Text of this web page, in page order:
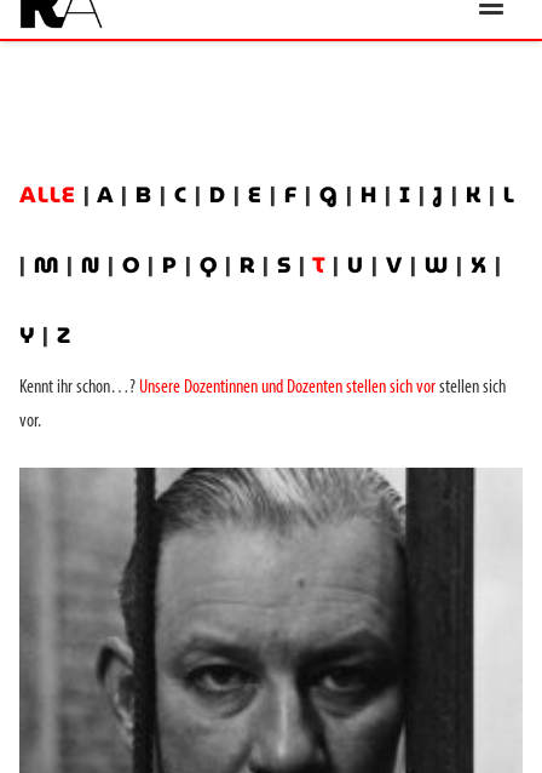
ALLE | A | B | C | D | E | F | G | H | I |J | K | L
| M | N | O | P | Q | R | S | T | U | V | W | X |
Y | Z
Kennt ihr schon…? Unsere Dozentinnen und Dozenten stellen sich vorstellen sich
vor.